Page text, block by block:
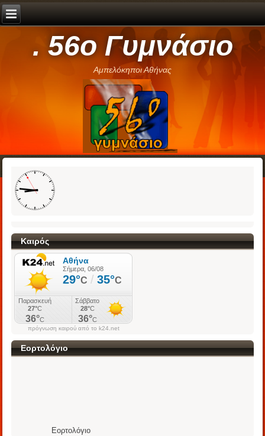
. 56ο Γυμνάσιο
Αμπελόκηποι Αθήνας
Καιρός
πρόγνωση καιρού από το k24.net
Εορτολόγιο
Εορτολόγιο